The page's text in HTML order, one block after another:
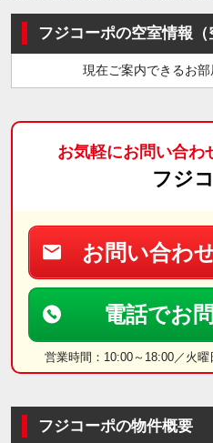
フジコーポの空室情報（
現在ご案内できるお部
お気軽にお問い合わ
フジ
お問い合わ
電話でお
営業時間：10:00～18:00／火曜
フジコーポの物件概要